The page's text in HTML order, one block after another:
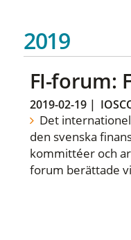
2019
FI-forum:
2019-02-19|
Det
den svenska
kommittéer och
forum berättade